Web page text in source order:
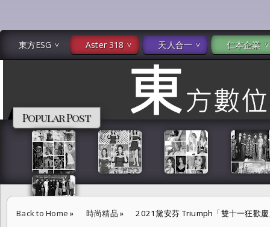
東方ESG Aster 318 天人合一 仁本企業
Popular Post
Back to Home » 時尚精品 » 2021黛安芬 Triumph「雙十一狂歡慶